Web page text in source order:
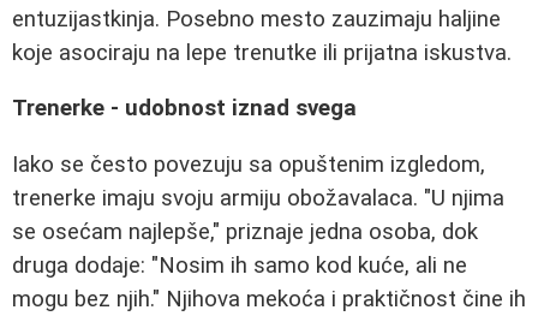
entuzijastkinja. Posebno mesto zauzimaju haljine
koje asociraju na lepe trenutke ili prijatna iskustva.
Trenerke - udobnost iznad svega
Iako se često povezuju sa opuštenim izgledom,
trenerke imaju svoju armiju obožavalaca. "U njima
se osećam najlepše," priznaje jedna osoba, dok
druga dodaje: "Nosim ih samo kod kuće, ali ne
mogu bez njih." Njihova mekoća i praktičnost čine ih